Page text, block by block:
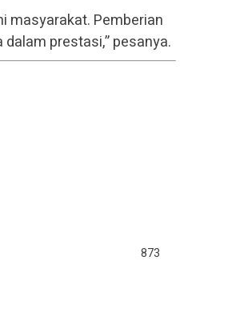
masyarakat. Pemberian
prestasi,” pesanya.
873